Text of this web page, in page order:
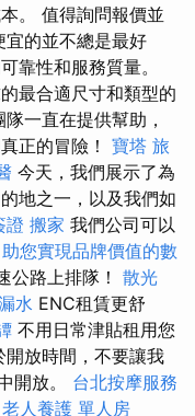
。 值得詢問報價並
的並不總是最好
靠性和服務質量。
最合適尺寸和類型的
一直在提供幫助，
正的冒險！ 寶塔 旅
今天，我們展示了為
地之一，以及我們如
證 搬家 我們公司可以
助您實現品牌價值的數
公路上排隊！ 散光
水 ENC租賃更舒
不用日常津貼租用您
放時間，不要讓我
開放。 台北按摩服務
老人養護 單人房